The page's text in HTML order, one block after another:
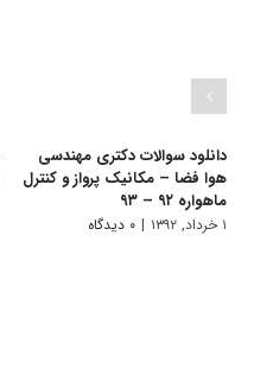
دانلود سوالات دکتری مهندسی
هوا فضا – مکانیک پرواز و کنترل
ماهواره ۹۲ – ۹۳
۱ خرداد, ۱۳۹۲ | ۰ دیدگاه